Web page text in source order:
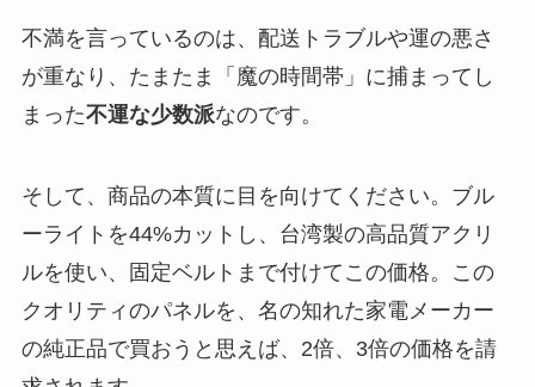
不満を言っているのは、配送トラブルや運の悪さ
が重なり、たまたま「魔の時間帯」に捕まってし
まった不運な少数派なのです。
そして、商品の本質に目を向けてください。ブル
ーライトを44%カットし、台湾製の高品質アクリ
ルを使い、固定ベルトまで付けてこの価格。この
クオリティのパネルを、名の知れた家電メーカー
の純正品で買おうと思えば、2倍、3倍の価格を請